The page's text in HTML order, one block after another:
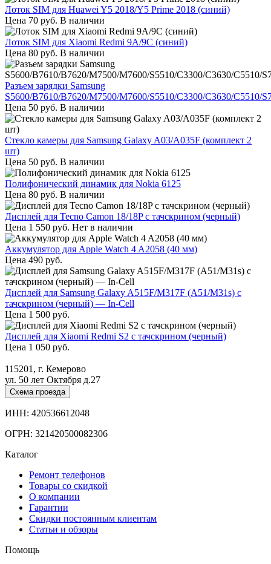
Лоток SIM для Huawei Y5 2018/Y5 Prime 2018 (синий)
Цена 70 руб. В наличии
Лоток SIM для Xiaomi Redmi 9A/9C (синий)
Цена 80 руб. В наличии
Разъем зарядки Samsung
S5600/B7610/B7620/M7500/M7600/S5510/C3300/C3630/C5510/
Цена 50 руб. В наличии
Стекло камеры для Samsung Galaxy A03/A035F (комплект 2
шт)
Цена 50 руб. В наличии
Полифонический динамик для Nokia 6125
Цена 80 руб. В наличии
Дисплей для Tecno Camon 18/18P с тачскрином (черный)
Цена 1 550 руб. Нет в наличии
Аккумулятор для Apple Watch 4 A2058 (40 мм)
Цена 490 руб.
Дисплей для Samsung Galaxy A515F/M317F (A51/M31s) с
тачскрином (черный) — In-Cell
Цена 1 500 руб.
Дисплей для Xiaomi Redmi S2 с тачскрином (черный)
Цена 1 050 руб.
115201, г. Кемерово
ул. 50 лет Октября д.27
Схема проезда
ИНН: 420536612048
ОГРН: 321420500082306
Каталог
Ремонт телефонов
Товары со скидкой
О компании
Гарантии
Скидки постоянным клиентам
Статьи и обзоры
Помощь